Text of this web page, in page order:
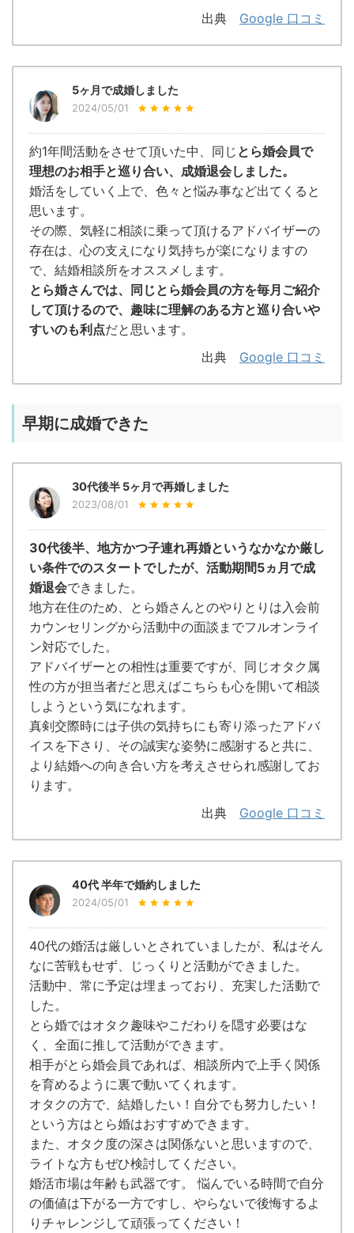
出典 Google 口コミ
5ヶ月で成婚しました
2024/05/01
約1年間活動をさせて頂いた中、同じ とら婚会員で
理想のお相手と巡り合い、成婚退会しました。
婚活をしていく上で、色々と悩み事など出てくると
思います。
その際、気軽に相談に乗って頂けるアドバイザーの
存在は、心の支えになり気持ちが楽になりますの
で、結婚相談所をオススメします。
とら婚さんでは、同じとら婚会員の方を毎月ご紹介
して頂けるので、趣味に理解のある方と巡り合いや
すいのも利点だと思います。
出典 Google 口コミ
早期に成婚できた
30代後半 5ヶ月で再婚しました
2023/08/01
30代後半、地方かつ子連れ再婚というなかなか厳し
い条件でのスタートでしたが、活動期間5ヵ月で成
婚退会できました。
地方在住のため、とら婚さんとのやりとりは入会前
カウンセリングから活動中の面談までフルオンライ
ン対応でした。
アドバイザーとの相性は重要ですが、同じオタク属
性の方が担当者だと思えばこちらも心を開いて相談
しようという気になれます。
真剣交際時には子供の気持ちにも寄り添ったアドバ
イスを下さり、その誠実な姿勢に感謝すると共に、
より結婚への向き合い方を考えさせられ感謝してお
ります。
出典 Google 口コミ
40代 半年で婚約しました
2024/05/01
40代の婚活は厳しいとされていましたが、私はそん
なに苦戦もせず、じっくりと活動ができました。
活動中、常に予定は埋まっており、充実した活動で
した。
とら婚ではオタク趣味やこだわりを隠す必要はな
く、全面に推して活動ができます。
相手がとら婚会員であれば、相談所内で上手く関係
を育めるように裏で動いてくれます。
オタクの方で、結婚したい！自分でも努力したい！
という方はとら婚はおすすめできます。
また、オタク度の深さは関係ないと思いますので、
ライトな方もぜひ検討してください。
婚活市場は年齢も武器です。 悩んでいる時間で自分
の価値は下がる一方ですし、やらないで後悔するよ
りチャレンジして頑張ってください！